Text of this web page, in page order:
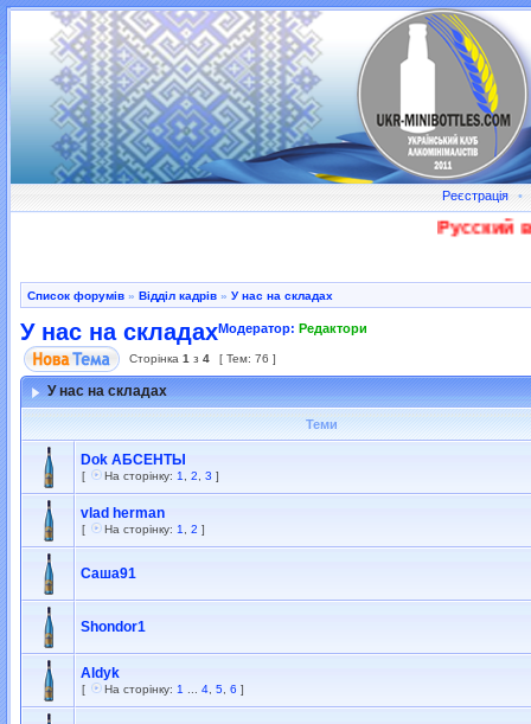
Реєстрація •
Русский
Список форумів » Відділ кадрів » У нас на складах
У нас на складахМодератор: Редактори
Сторінка 1 з 4 [ Тем: 76 ]
У нас на складах
Теми
Dok АБСЕНТЫ
[ На сторінку: 1 2 3 ]
vlad herman
[ На сторінку: 1 2 ]
Саша91
Shondor1
Aldyk
[ На сторінку: 1 4 5 6 ]